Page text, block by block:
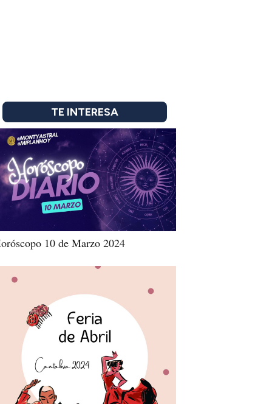
TE INTERESA
10 de Marzo 2024